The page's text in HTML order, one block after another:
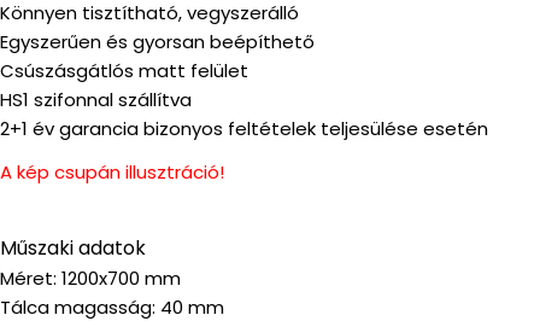
Könnyen tisztítható, vegyszerálló
Egyszerűen és gyorsan beépíthető
Csúszásgátlós matt felület
HS1 szifonnal szállítva
2+1 év garancia bizonyos feltételek teljesülése esetén
A kép csupán illusztráció!
Műszaki adatok
Méret: 1200x700 mm
Tálca magasság: 40 mm